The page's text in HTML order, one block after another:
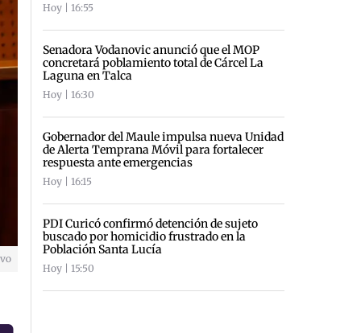
Hoy | 16:55
Senadora Vodanovic anunció que el MOP
concretará poblamiento total de Cárcel La
Laguna en Talca
Hoy | 16:30
Gobernador del Maule impulsa nueva Unidad
de Alerta Temprana Móvil para fortalecer
respuesta ante emergencias
Hoy | 16:15
PDI Curicó confirmó detención de sujeto
buscado por homicidio frustrado en la
Población Santa Lucía
Hoy | 15:50